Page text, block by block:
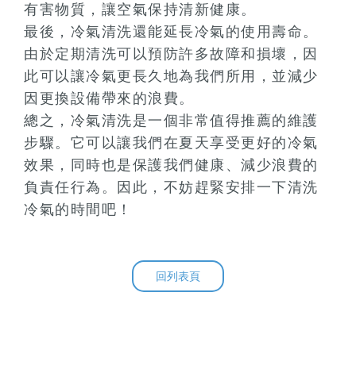
有害物質，讓空氣保持清新健康。
最後，冷氣清洗還能延長冷氣的使用壽命。
由於定期清洗可以預防許多故障和損壞，因
此可以讓冷氣更長久地為我們所用，並減少
因更換設備帶來的浪費。
總之，冷氣清洗是一個非常值得推薦的維護
步驟。它可以讓我們在夏天享受更好的冷氣
效果，同時也是保護我們健康、減少浪費的
負責任行為。因此，不妨趕緊安排一下清洗
冷氣的時間吧！
回列表頁